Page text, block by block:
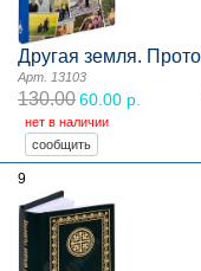
Другая земля.
Арт. 13103
130.0060.00 р.
нет в наличии
9